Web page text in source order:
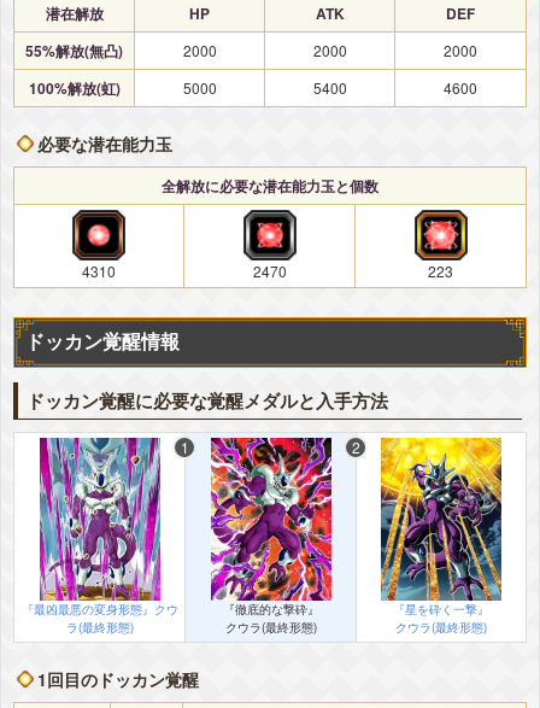
潜在解放 HP ATK
DEF
55%解放(無凸)
2000 2000 2000
100%解放(虹) 5000 5400 4600
必要な潜在能力玉
全解放に必要な潜在能力玉と個数
4310 2470 223
ドッカン覚醒情報
ドッカン覚醒に必要な覚醒メダルと入手方法
『最凶最悪の変身形態』クウ
ラ(最終形態)
『徹底的な撃砕』
クウラ(最終形態)
『星を砕く一撃』
クウラ(最終形態)
1回目のドッカン覚醒